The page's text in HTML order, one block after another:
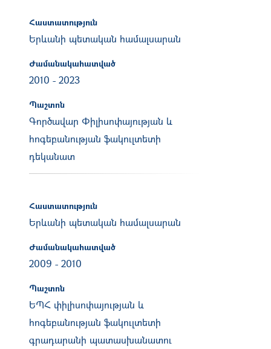
Հաստատություն
Երևանի պետական համալսարան
Ժամանակահատված
2010 - 2023
Պաշտոն
Գործավար Փիլիսոփայության և
հոգեբանության ֆակուլտետի
դեկանատ
Հաստատություն
Երևանի պետական համալսարան
Ժամանակահատված
2009 - 2010
Պաշտոն
ԵՊՀ փիլիսոփայության և
հոգեբանության ֆակուլտետի
գրադարանի պատասխանատու